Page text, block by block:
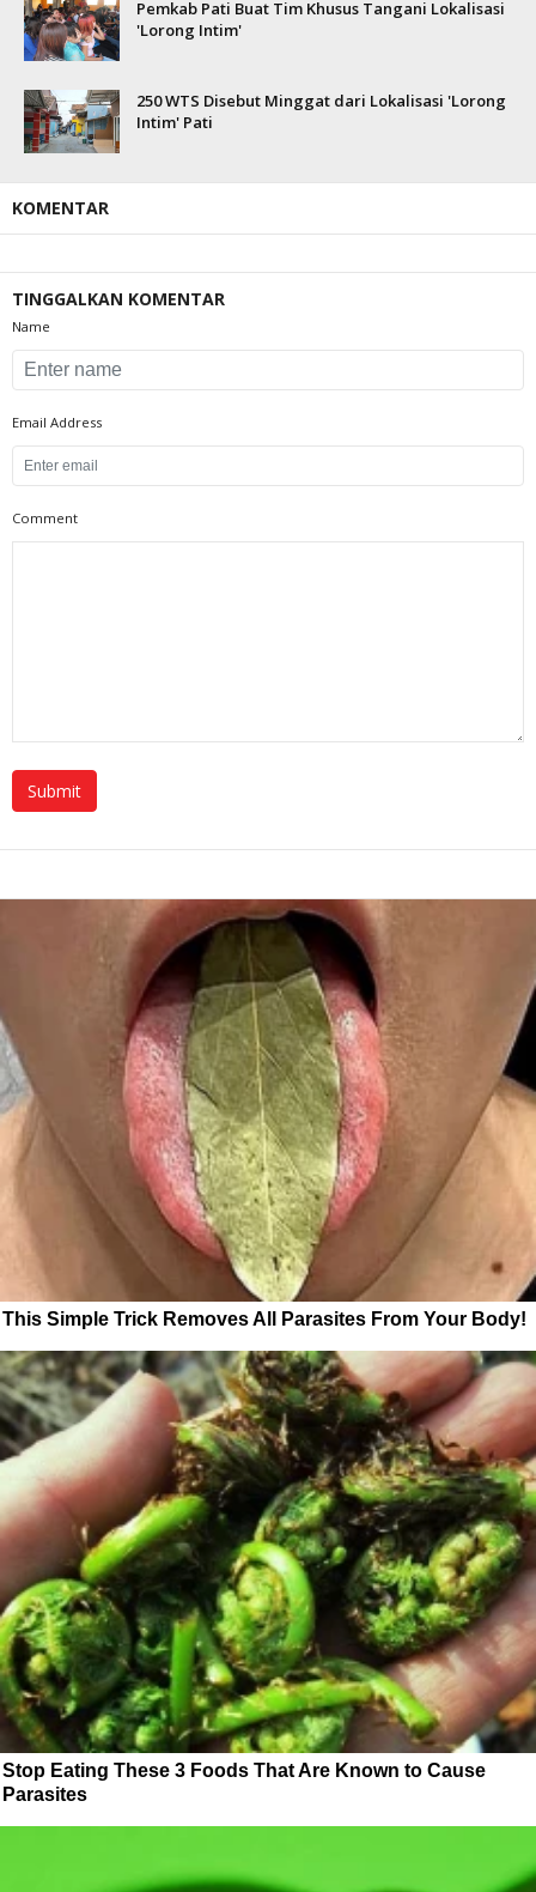
Pemkab Pati Buat Tim Khusus Tangani Lokalisasi
'Lorong Intim'
250 WTS Disebut Minggat dari Lokalisasi 'Lorong
Intim' Pati
KOMENTAR
TINGGALKAN KOMENTAR
Name
Email Address
Comment
This Simple Trick Removes All Parasites From Your Body!
Stop Eating These 3 Foods That Are Known to Cause
Parasites